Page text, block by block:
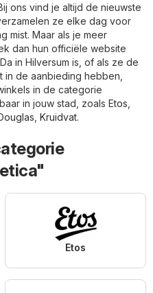
ons vind je altijd de nieuwste
ze elke dag voor
mist. Maar als je meer
dan hun officiële website
in Hilversum is, of als ze de
de aanbieding hebben,
in de categorie
in jouw stad, zoals Etos
Kruidvat.
Etos